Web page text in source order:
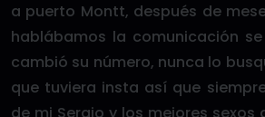
a puerto Montt, después de
hablábamos la comunicación
cambió su número, nunca lo
que tuviera insta así que